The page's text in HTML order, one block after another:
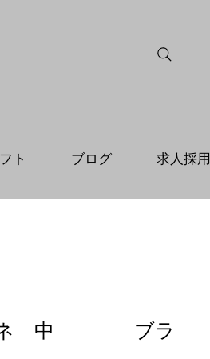
ト ブログ 求人採用
バネ 中 ブラ